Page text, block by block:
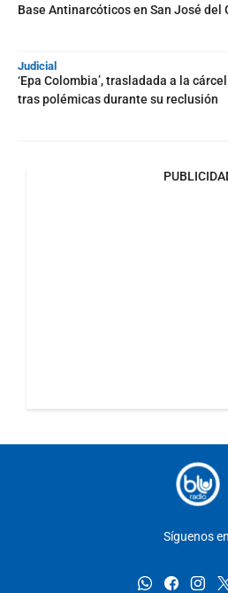
Base Antinarcóticos en San José del
Judicial
‘Epa Colombia’, trasladada a la
tras polémicas durante su reclusión
Síguenos
whatsapp